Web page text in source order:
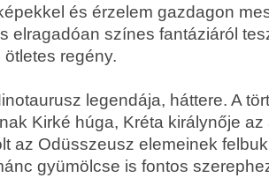
és érzelem gazdagon
elragadóan színes fantáziáról
regény.
legendája, háttere. A
Kirké húga, Kréta királynője
az Odüsszeusz elemeinek
gyümölcse is fontos